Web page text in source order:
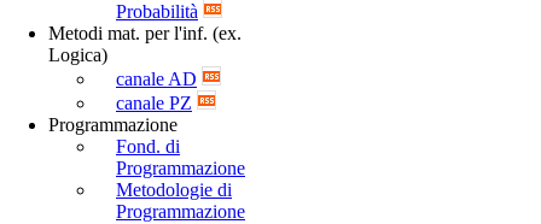
Probabilità
Metodi mat. per l'inf. (ex.
Logica)
canale AD
canale PZ
Programmazione
Fond. di
Programmazione
Metodologie di
Programmazione